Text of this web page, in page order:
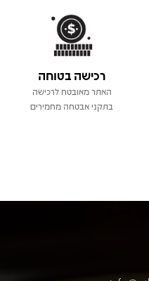
רכישה בטוחה
האתר מאובטח לרכישה
בתקני אבטחה מחמירים